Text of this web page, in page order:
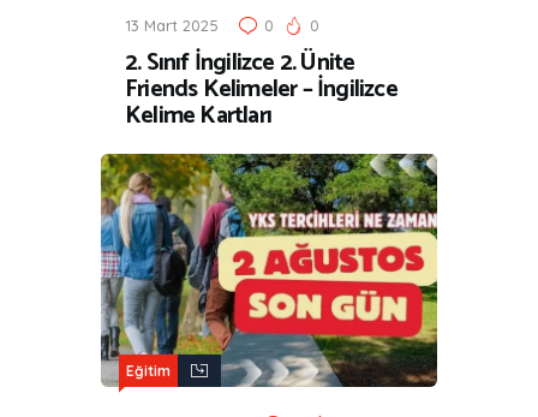
13 Mart 2025 0 0
2. Sınıf İngilizce 2. Ünite
Friends Kelimeler – İngilizce
Kelime Kartları
Eğitim